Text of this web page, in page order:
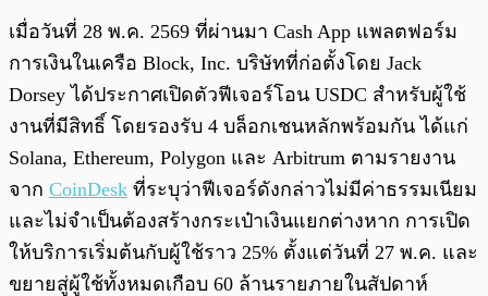
เมื่อวันที่ 28 พ.ค. 2569 ที่ผ่านมา Cash App แพลตฟอร์ม
การเงินในเครือ Block, Inc. บริษัทที่ก่อตั้งโดย Jack
Dorsey ได้ประกาศเปิดตัวฟีเจอร์โอน USDC สำหรับผู้ใช้
งานที่มีสิทธิ์ โดยรองรับ 4 บล็อกเชนหลักพร้อมกัน ได้แก่
Solana, Ethereum, Polygon และ Arbitrum ตามรายงาน
จาก CoinDesk ที่ระบุว่าฟีเจอร์ดังกล่าวไม่มีค่าธรรมเนียม
และไม่จำเป็นต้องสร้างกระเป๋าเงินแยกต่างหาก การเปิด
ให้บริการเริ่มต้นกับผู้ใช้ราว 25% ตั้งแต่วันที่ 27 พ.ค. และ
ขยายสู่ผู้ใช้ทั้งหมดเกือบ 60 ล้านรายภายในสัปดาห์